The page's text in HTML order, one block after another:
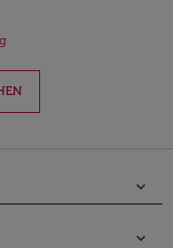
keyboard_arrow_down
keyboard_arrow_down